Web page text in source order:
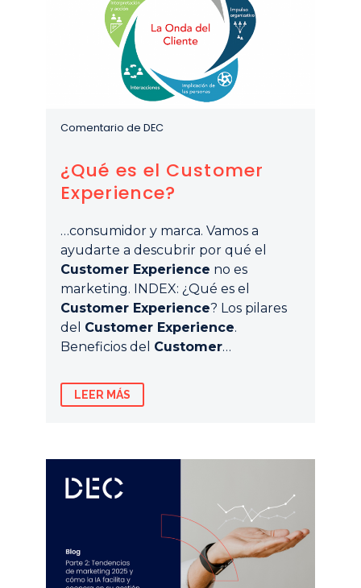
Comentario de DEC
¿Qué es el Customer
Experience?
…consumidor y marca. Vamos a
ayudarte a descubrir por qué el
Customer Experience no es
marketing. INDEX: ¿Qué es el
Customer Experience? Los pilares
del Customer Experience.
Beneficios del Customer…
LEER MÁS